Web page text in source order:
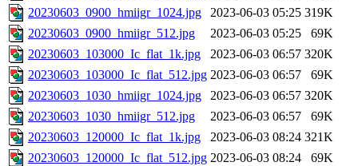
20230603_0900_hmiigr_1024.jpg
2023-06-03 05:25 319K
20230603_0900_hmiigr_512.jpg
2023-06-03 05:25
69K
20230603_103000_Ic_flat_1k.jpg
2023-06-03 06:57 320K
20230603_103000_Ic_flat_512.jpg 2023-06-03 06:57
69K
20230603_1030_hmiigr_1024.jpg
2023-06-03 06:57 320K
20230603_1030_hmiigr_512.jpg
2023-06-03 06:57
69K
20230603_120000_Ic_flat_1k.jpg
2023-06-03 08:24 321K
20230603_120000_Ic_flat_512.jpg 2023-06-03 08:24
69K